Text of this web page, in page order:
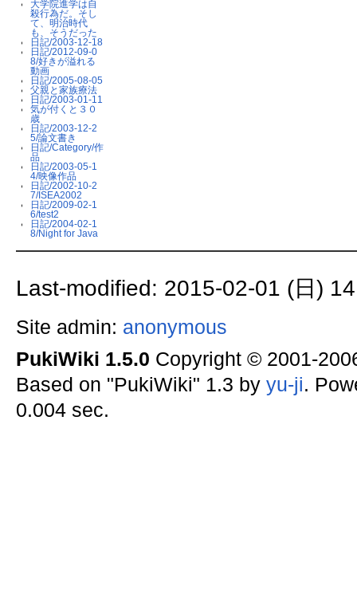
大学院進学は自
殺行為だ。そし
て、明治時代
も、そうだった
日記/2003-12-18
日記/2012-09-0
8/好きが溢れる
動画
日記/2005-08-05
父親と家族療法
日記/2003-01-11
気が付くと３０
歳
日記/2003-12-2
5/論文書き
日記/Category/作
品
日記/2003-05-1
4/映像作品
日記/2002-10-2
7/ISEA2002
日記/2009-02-1
6/test2
日記/2004-02-1
8/Night for Java
Last-modified: 2015-02-01 (日)
Site admin: anonymous
PukiWiki 1.5.0 Copyright © 2001-
Based on "PukiWiki" 1.3 by yu-ji.
0.004 sec.